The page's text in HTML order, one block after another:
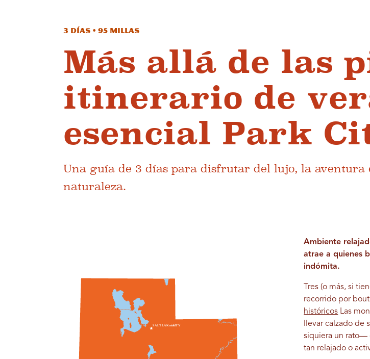
3 días • 95 millas
Más allá de las
itinerario de
esencial Park
Una guía de 3 días para disfrutar del lujo, la aventura
naturaleza.
SALTLAKmidoITY
Ambiente
atrae a quienes
indómita.
Tres (o más, si
recorrido por
históricos Las
llevar calzado
siquiera un rato—
tan relajado o